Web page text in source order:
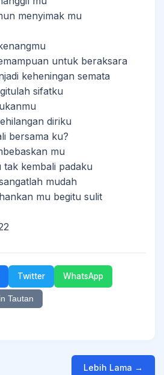
menyimak mu
untuk beraksara
keheningan semata
sifatku
diriku
bersama ku?
mu
kembali padaku
mudah
mu begitu sulit
Twitter WhatsApp
Tautan
Lebih Lama →